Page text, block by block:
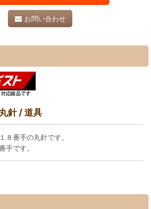
お問い合わせ
針 / 道具
８番手の丸針です。
手です。